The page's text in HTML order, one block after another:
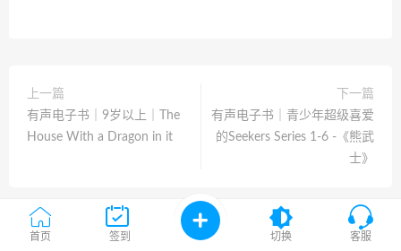
上一篇
有声电子书｜9岁以上｜The
House With a Dragon in it
下一篇
有声电子书｜青少年超级喜爱
的Seekers Series 1-6 -《熊武
士》
相关推荐
首页 签到 切换 客服